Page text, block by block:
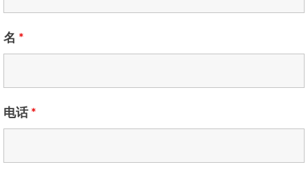
名 *
电话 *